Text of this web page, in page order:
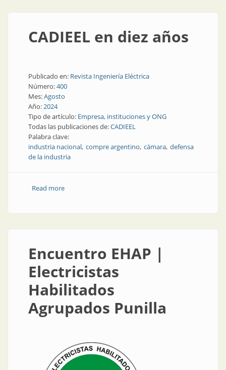
CADIEEL en diez años
Publicado en: Revista Ingeniería Eléctrica
Número:400
Mes:Agosto
Año:2024
Tipo de artículo: Empresa, instituciones y ONG
Todas las publicaciones de:CADIEEL
Palabra clave:
industria nacional compre argentino cámara defensa
de la industria
Read moreabout CADIEEL en diez años
Encuentro EHAP |
Electricistas
Habilitados
Agrupados Punilla